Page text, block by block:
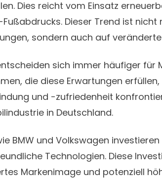
Dies reicht vom Einsatz
Fußabdrucks. Dieser Trend ist
sondern auch auf
sich immer häufiger für
die diese Erwartungen
und -zufriedenheit
in Deutschland.
BMW und Volkswagen
Technologien. Diese
Markenimage und potenziell